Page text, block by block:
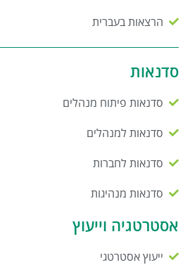
הרצאות בעברית
סדנאות
סדנאות פיתוח מנהלים
סדנאות למנהלים
סדנאות לחברות
סדנאות מנהיגות
אסטרטגיה וייעוץ
ייעוץ אסטרטגי